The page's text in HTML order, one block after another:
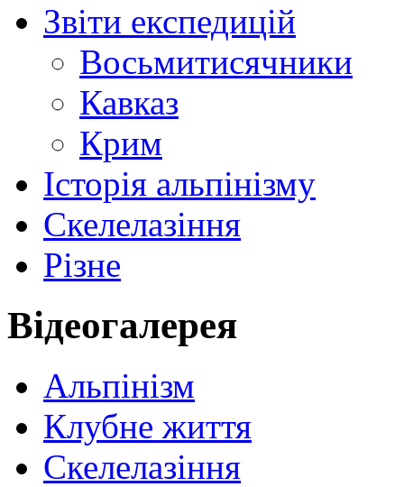
Звіти експедицій
Восьмитисячники
Кавказ
Крим
Історія альпінізму
Скелелазіння
Різне
Відеогалерея
Альпінізм
Клубне життя
Скелелазіння